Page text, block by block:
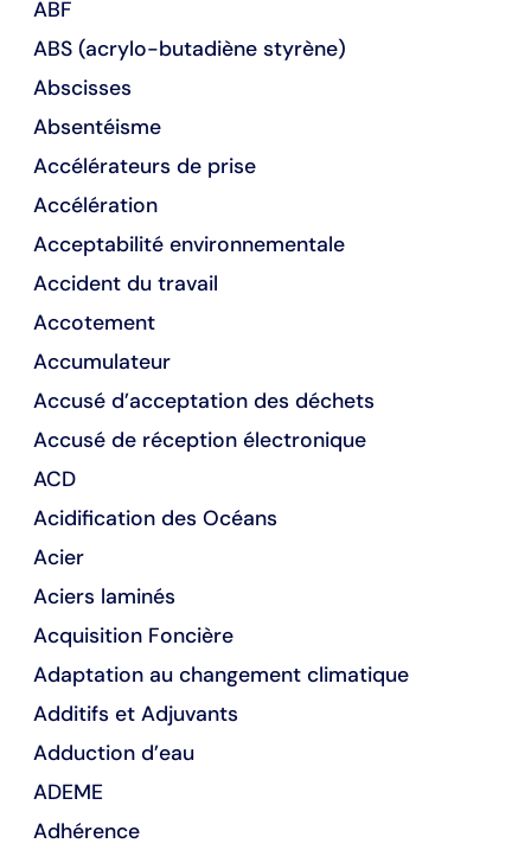
ABF
ABS (acrylo-butadiène styrène)
Abscisses
Absentéisme
Accélérateurs de prise
Accélération
Acceptabilité environnementale
Accident du travail
Accotement
Accumulateur
Accusé d’acceptation des déchets
Accusé de réception électronique
ACD
Acidification des Océans
Acier
Aciers laminés
Acquisition Foncière
Adaptation au changement climatique
Additifs et Adjuvants
Adduction d’eau
ADEME
Adhérence